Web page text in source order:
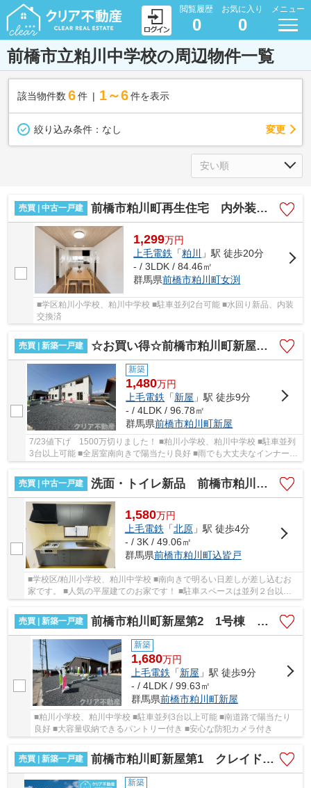
閲覧履歴
0
お気に入り
0
メニュー
前橋市立粕川中学校の周辺物件一覧
該当物件数 6件 1～6 件を表示
絞り込み条件： なし 変更
売買 | 中古一戸建 前橋市粕川町再生住宅 内外装ピカピカきれい
1,299万円
上毛電鉄 「粕川
」駅 徒歩20分
- / 3LDK / 84.46㎡
群馬県前橋市粕川町女渕
■学区粕川小学校、粕川中学校 ■駐車並列2台可能 ■水回り新品、内装
交換済
売買 | 新築一戸建 ☆お買い得☆前橋市粕川町新屋第2 3号棟
新築
1,480万円
上毛電鉄 「新屋 」駅 徒歩9分
- / 4LDK / 96.78㎡
群馬県前橋市粕川町新屋
7/23値下げ 1500万切りました！ ■粕川小学校、粕川中学校 ■駐車並列
3台以上可能 ■全居室南向きで陽当たり良好 ■雨でも大丈夫なインナーバ
売買 | 中古一戸建
洗面・トイレ新品 前橋市粕川町中古住宅
1,580万円
上毛電鉄 「北原」駅 徒歩4分
- / 3K / 49.06㎡
群馬県前橋市粕川町込皆戸
■学校区/粕川小学校、粕川中学校 ■南向きで明るい日差しが差し込むお
家です。 ■人気の平屋建てのお家です！ ■駐車スペースは並列２台以上
売買 | 新築一戸建
前橋市粕川町新屋第2 1号棟 平屋7/23値下げ
新築
1,680万円
上毛電鉄 「新屋 」駅 徒歩9分
- / 4LDK / 99.63㎡
群馬県前橋市粕川町新屋
■粕川小学校、粕川中学校 ■駐車並列3台以上可能 ■南道路で陽当たり
良好 ■大容量収納できるパントリー付き ■安心な防犯カメラ付き
売買 | 新築一戸建 前橋市粕川町新屋第1 クレイドルガーデン
新築